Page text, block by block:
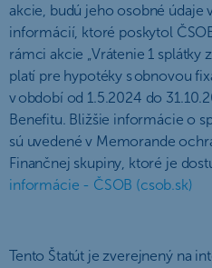
akcie, budú jeho osobné údaje
informácií, ktoré poskytol
rámci akcie „Vrátenie 1
platí pre hypotéky s obnovou
v období od 1.5.2024 do
Benefitu. Bližšie informácie o
sú uvedené v Memorande
Finančnej skupiny, ktoré je
informácie - ČSOB (csob.sk)
Tento Štatút je zverejnený na